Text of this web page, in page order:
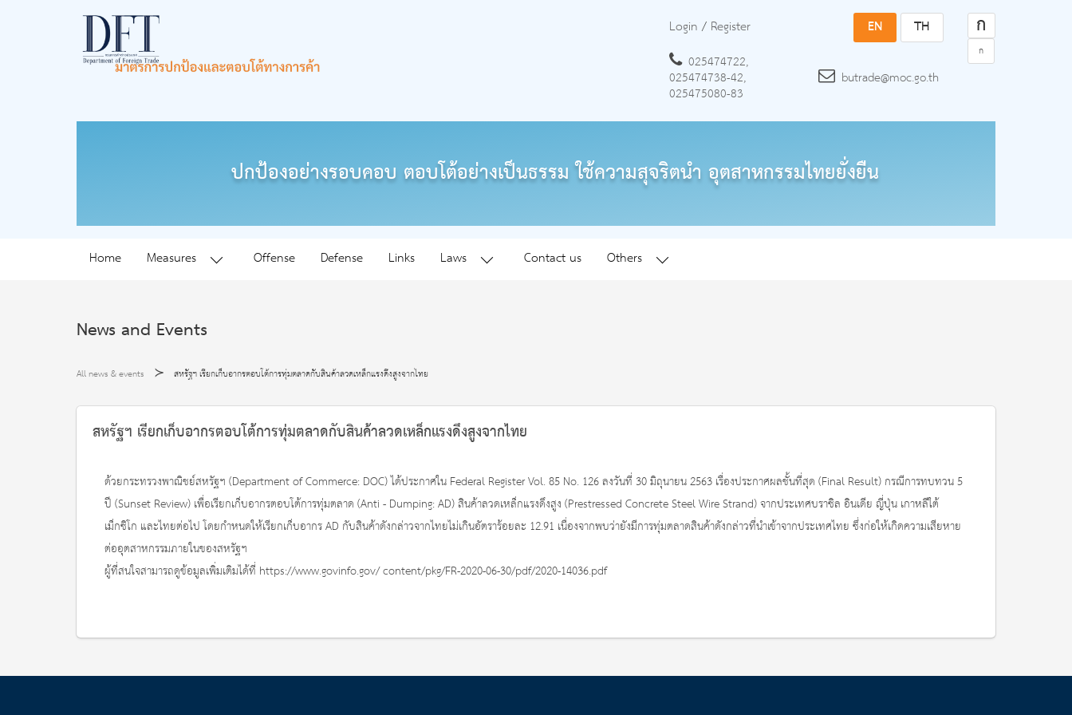
Login/ Register EN TH
025474722,
025474738-42,
025475080-83
butrade@moc.go.th
ก
ก
ปกป้องอย่างรอบคอบ ตอบโต้อย่างเป็นธรรม ใช้ความสุจริตนำ อุตสาหกรรมไทยยั่งยืน
Home Measures Offense Defense Links Laws Contact us Others
News and Events
All news & events สหรัฐฯ เรียกเก็บอากรตอบโต้การทุ่มตลาดกับสินค้าลวดเหล็กแรงดึงสูงจากไทย
สหรัฐฯ เรียกเก็บอากรตอบโต้การทุ่มตลาดกับสินค้าลวดเหล็กแรงดึงสูงจากไทย
ด้วยกระทรวงพาณิชย์สหรัฐฯ (Department of Commerce: DOC) ได้ประกาศใน Federal Register Vol. 85 No. 126 ลงวันที่ 30 มิถุนายน 2563 เรื่องประกาศผลชั้นที่สุด (Final Result) กรณีการทบทวน 5
ปี (Sunset Review) เพื่อเรียกเก็บอากรตอบโต้การทุ่มตลาด (Anti - Dumping: AD) สินค้าลวดเหล็กแรงดึงสูง (Prestressed Concrete Steel Wire Strand) จากประเทศบราซิล อินเดีย ญี่ปุ่น เกาหลีใต้
เม็กซิโก และไทยต่อไป โดยกำหนดให้เรียกเก็บอากร AD กับสินค้าดังกล่าวจากไทยไม่เกินอัตราร้อยละ 12.91 เนื่องจากพบว่ายังมีการทุ่มตลาดสินค้าดังกล่าวที่นำเข้าจากประเทศไทย ซึ่งก่อให้เกิดความเสียหาย
ต่ออุตสาหกรรมภายในของสหรัฐฯ
ผู้ที่สนใจสามารถดูข้อมูลเพิ่มเติมได้ที่ https://www.govinfo.gov/ content/pkg/FR-2020-06-30/pdf/2020-14036.pdf